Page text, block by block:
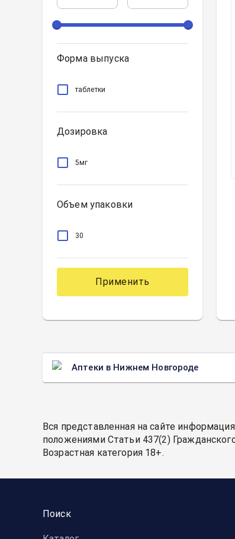
Форма выпуска
таблетки
Дозировка
5мг
Объем упаковки
30
Применить
Аптеки в Нижнем Новгороде
Вся представленная на сайте
положениями Статьи 437(2)
Возрастная категория 18+.
Поиск